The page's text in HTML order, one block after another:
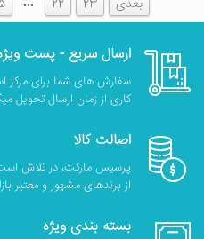
22 23 بعدی
ارسال سریع - پست
کاری از زمان ارسال تحویل
اصالت کالا
پرسیس مارکت، در تلاش است
از برندهای مشهور و معتبر
بسته بندی ویژه